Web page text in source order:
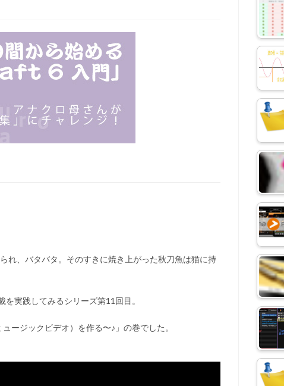
れ、バタバタ。そのすきに焼き上がった秋刀魚は猫に持
を実践してみるシリーズ第11回目。
ージックビデオ）を作る〜♪」の巻でした。